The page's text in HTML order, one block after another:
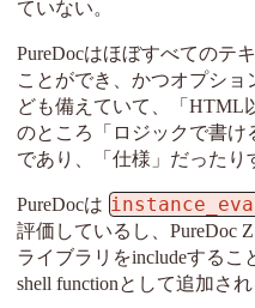
ていない。
PureDocはほぼすべてのテ
ことができ、かつオプショ
ども備えていて、「HTML
のところ「ロジックで書
であり、「仕様」だったり
PureDocは
評価しているし、PureDoc
ライブラリをincludeする
shell functionとして追加さ